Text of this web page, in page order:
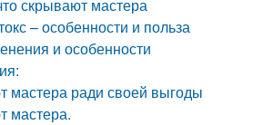
скрывают мастера
– особенности и польза
и особенности
мастера ради своей выгоды
мастера.